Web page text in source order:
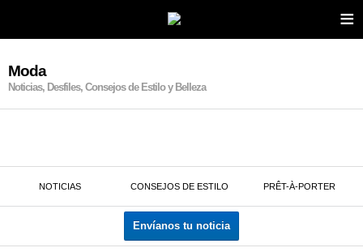
≡
Moda
Noticias, Desfiles, Consejos de Estilo y Belleza
NOTICIAS CONSEJOS DE ESTILO PRÊT-À-PORTER
Envíanos tu noticia